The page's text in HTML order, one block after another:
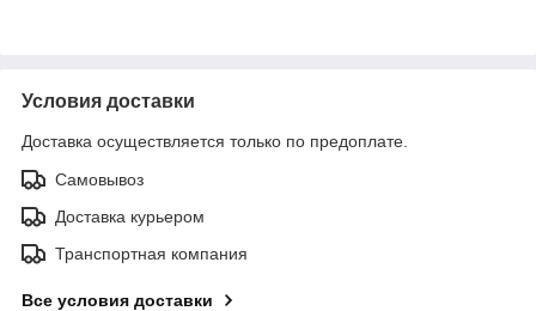
Условия доставки
Доставка осуществляется только по предоплате.
Самовывоз
Доставка курьером
Транспортная компания
Все условия доставки